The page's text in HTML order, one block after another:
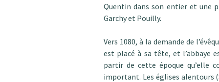
Quentin dans son entier et une
Garchy et Pouilly.
Vers 1080, à la demande de
est placé à sa tête, et l’abbaye
partir de cette époque qu’elle
important. Les églises alentours